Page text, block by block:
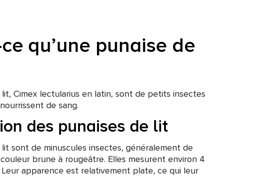
ce qu’une punaise de
lit, Cimex lectularius en latin, sont de petits insectes
de sang.
des punaises de lit
lit sont de minuscules insectes, généralement de
brune à rougeâtre. Elles mesurent environ 4
apparence est relativement plate, ce qui leur